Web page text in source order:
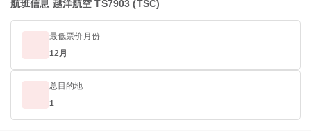
航班信息 越洋航空 TS7903 (TSC)
最低票价月份
12月
总目的地
1